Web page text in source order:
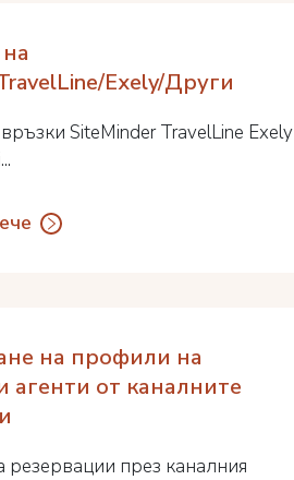
Exely/Други
SiteMinder TravelLine Exely
на профили на
агенти от каналните
резервации през каналния